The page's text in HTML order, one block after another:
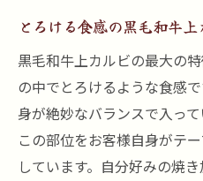
とろける食感の黒毛和牛
黒毛和牛上カルビの最大の
の中でとろけるような食感
身が絶妙なバランスで入っ
この部位をお客様自身がテ
しています。自分好みの焼